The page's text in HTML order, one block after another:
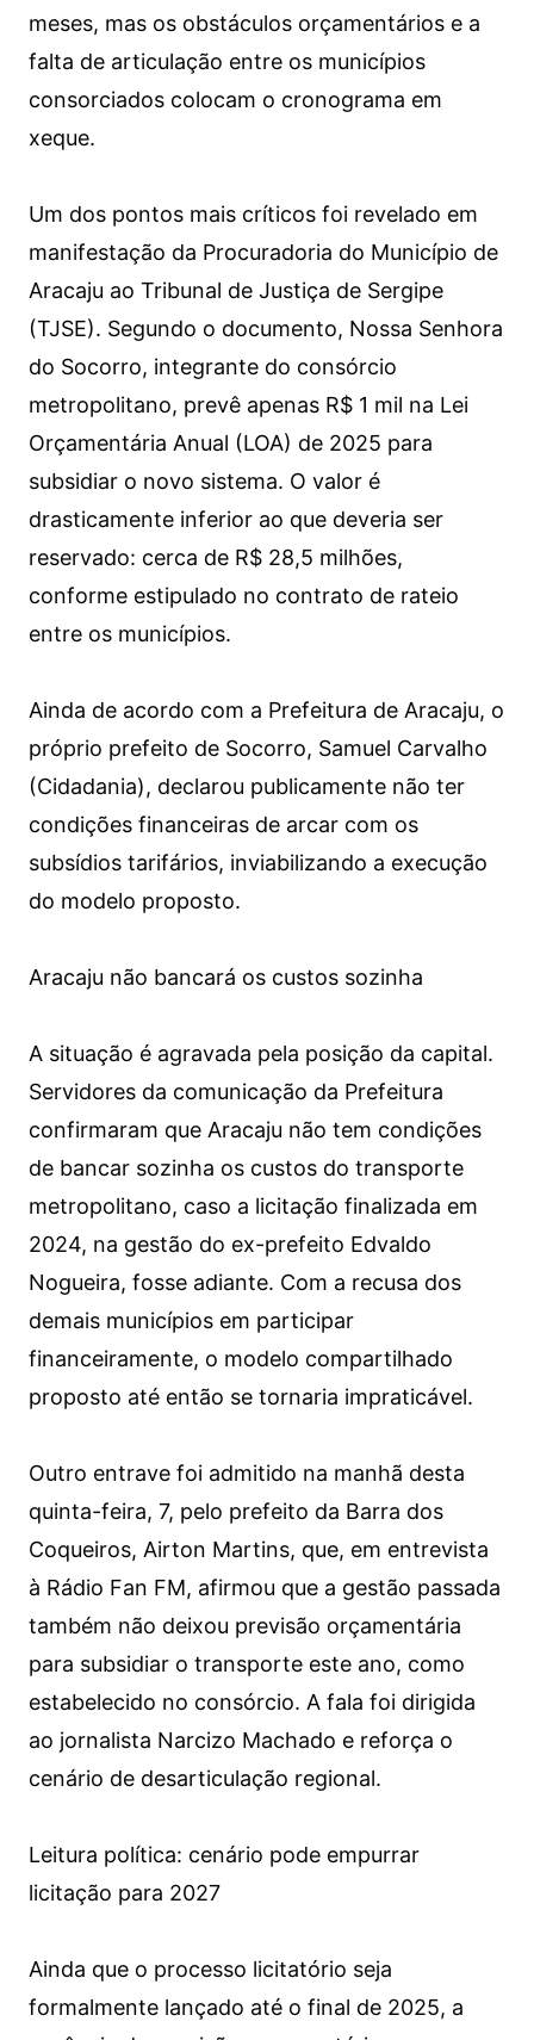
meses, mas os obstáculos orçamentários e a
falta de articulação entre os municípios
consorciados colocam o cronograma em
xeque.
Um dos pontos mais críticos foi revelado em
manifestação da Procuradoria do Município de
Aracaju ao Tribunal de Justiça de Sergipe
(TJSE). Segundo o documento, Nossa Senhora
do Socorro, integrante do consórcio
metropolitano, prevê apenas R$ 1 mil na Lei
Orçamentária Anual (LOA) de 2025 para
subsidiar o novo sistema. O valor é
drasticamente inferior ao que deveria ser
reservado: cerca de R$ 28,5 milhões,
conforme estipulado no contrato de rateio
entre os municípios.
Ainda de acordo com a Prefeitura de Aracaju, o
próprio prefeito de Socorro, Samuel Carvalho
(Cidadania), declarou publicamente não ter
condições financeiras de arcar com os
subsídios tarifários, inviabilizando a execução
do modelo proposto.
Aracaju não bancará os custos sozinha
A situação é agravada pela posição da capital.
Servidores da comunicação da Prefeitura
confirmaram que Aracaju não tem condições
de bancar sozinha os custos do transporte
metropolitano, caso a licitação finalizada em
2024, na gestão do ex-prefeito Edvaldo
Nogueira, fosse adiante. Com a recusa dos
demais municípios em participar
financeiramente, o modelo compartilhado
proposto até então se tornaria impraticável.
Outro entrave foi admitido na manhã desta
quinta-feira, 7, pelo prefeito da Barra dos
Coqueiros, Airton Martins, que, em entrevista
à Rádio Fan FM, afirmou que a gestão passada
também não deixou previsão orçamentária
para subsidiar o transporte este ano, como
estabelecido no consórcio. A fala foi dirigida
ao jornalista Narcizo Machado e reforça o
cenário de desarticulação regional.
Leitura política: cenário pode empurrar
licitação para 2027
Ainda que o processo licitatório seja
formalmente lançado até o final de 2025, a